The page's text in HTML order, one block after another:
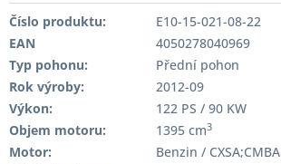
Číslo produktu:
E10-15-021-08-22
EAN
4050278040969
Typ pohonu:
Přední pohon
Rok výroby:
2012-09
Výkon:
122 PS / 90 KW
Objem motoru:
1395 cm3
Motor:
Benzin / CXSA;CMBA